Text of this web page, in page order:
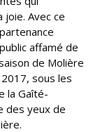
Avec ce
affamé de
de Molière
sous les
la Gaîté-
des yeux de